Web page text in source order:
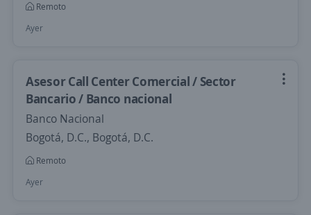
Remoto
Ayer
Asesor Call Center Comercial / Sector
Bancario / Banco nacional
Banco Nacional
Bogotá, D.C., Bogotá, D.C.
Remoto
Ayer